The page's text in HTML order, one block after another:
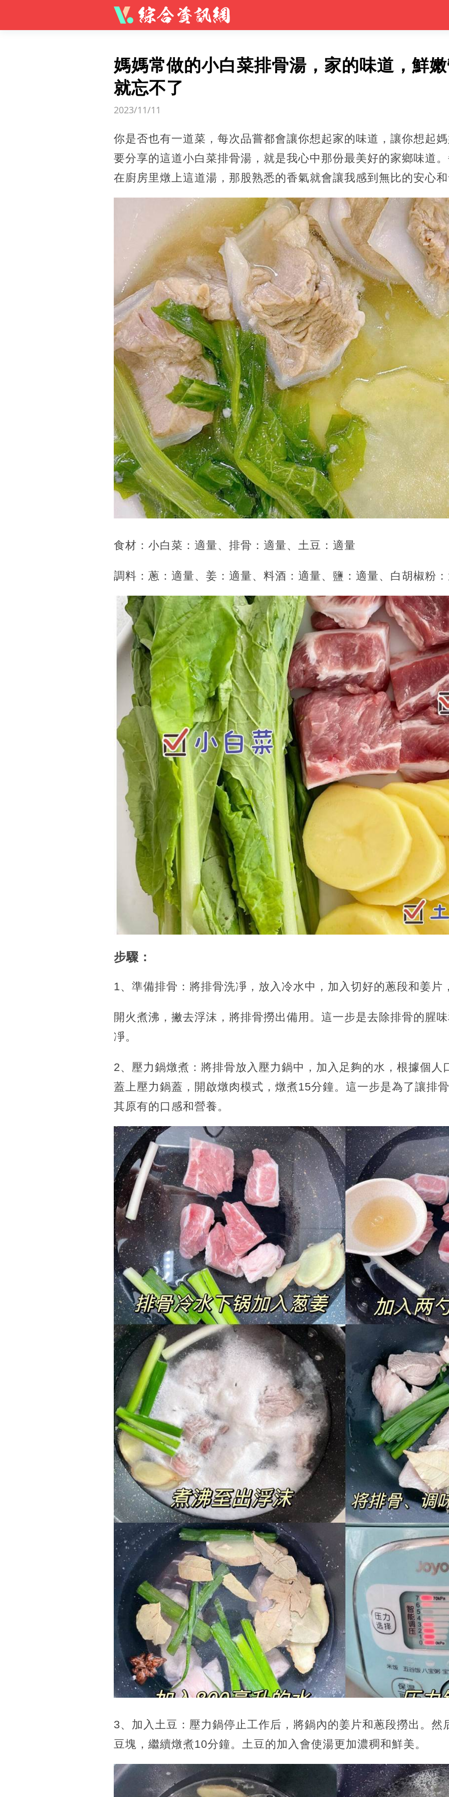
媽媽常做的小白菜排骨湯，家的味道，鮮
就忘不了
2023/11/11
你是否也有一道菜，每次品嘗都會讓你想起家的味道，讓你想起
要分享的這道小白菜排骨湯，就是我心中那份最美好的家鄉味道
在廚房里燉上這道湯，那股熟悉的香氣就會讓我感到無比的安心
食材：小白菜：適量、排骨：適量、土豆：適量
調料：蔥：適量、姜：適量、料酒：適量、鹽：適量、白胡椒粉
步驟：
1、準備排骨：將排骨洗凈，放入冷水中，加入切好的蔥段和姜片
開火煮沸，撇去浮沫，將排骨撈出備用。這一步是去除排骨的腥
凈。
2、壓力鍋燉煮：將排骨放入壓力鍋中，加入足夠的水，根據個人
蓋上壓力鍋蓋，開啟燉肉模式，燉煮15分鐘。這一步是為了讓排
其原有的口感和營養。
3、加入土豆：壓力鍋停止工作后，將鍋內的姜片和蔥段撈出。然
豆塊，繼續燉煮10分鐘。土豆的加入會使湯更加濃稠和鮮美。